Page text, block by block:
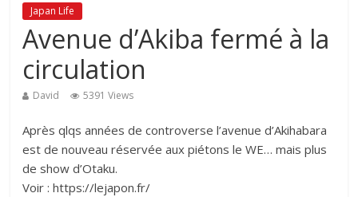
Japan Life
Avenue d’Akiba fermé à la
circulation
David 5391 Views
Après qlqs années de controverse l’avenue d’Akihabara
est de nouveau réservée aux piétons le WE… mais plus
de show d’Otaku.
Voir : https://lejapon.fr/